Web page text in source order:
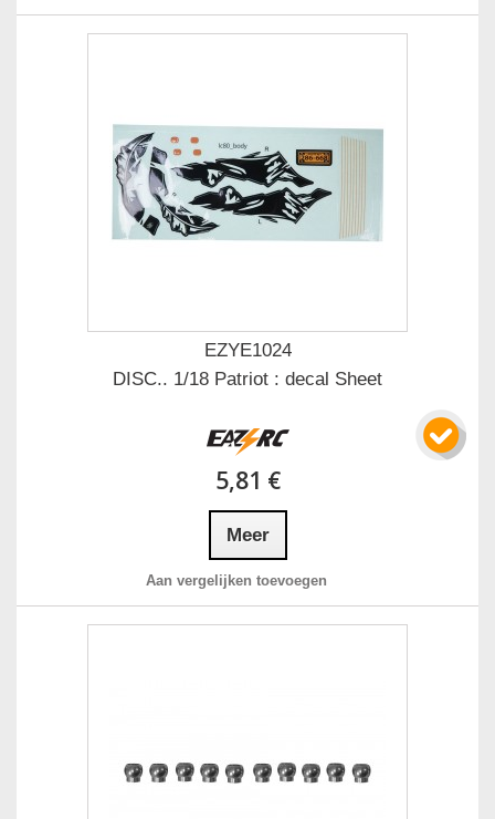
EZYE1024
DISC.. 1/18 Patriot : decal Sheet
5,81 €
Meer
Aan vergelijken toevoegen